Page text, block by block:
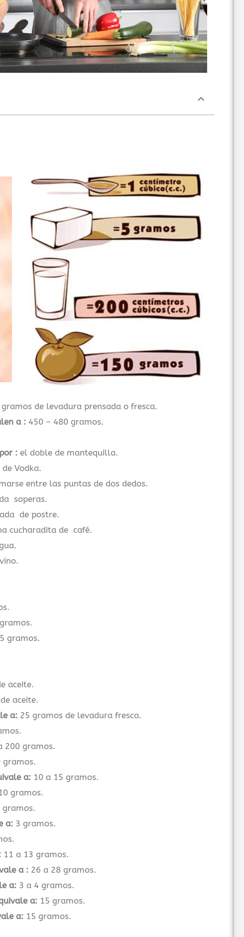
de levadura prensada o fresca.
a : 450 – 480 gramos.
:el doble de mantequilla.
Vodka.
entre las puntas de dos dedos.
soperas.
de postre.
cucharadita de café.
gramos.
aceite.
aceite.
a: 25 gramos de levadura fresca.
200 gramos.
gramos.
a:10 a 15 gramos.
gramos.
a:3 gramos.
11 a 13 gramos.
a :26 a 28 gramos.
a:3 a 4 gramos.
a: 15 gramos.
a:15 gramos.